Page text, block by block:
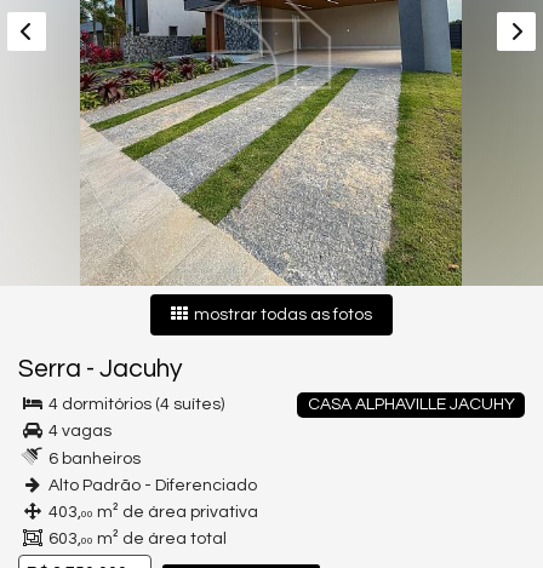
mostrar todas as fotos
Serra - Jacuhy
CASA ALPHAVILLE JACUHY
4 dormitórios (4 suítes)
4 vagas
6 banheiros
Alto Padrão - Diferenciado
403,00 m² de área privativa
603,00 m² de área total